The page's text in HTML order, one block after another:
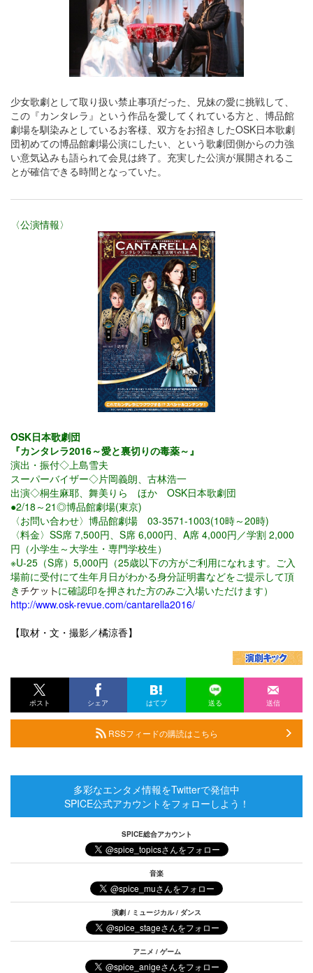
少女歌劇として取り扱い禁止事項だった、兄妹の愛に挑戦して、
この『カンタレラ』という作品を愛してくれている方と、博品館
劇場を馴染みとしているお客様、双方をお招きしたOSK日本歌劇
団初めての博品館劇場公演にしたい、という歌劇団側からの力強
い意気込みも語られて会見は終了。充実した公演が展開されるこ
とが確信できる時間となっていた。
〈公演情報〉
OSK日本歌劇団
『カンタレラ2016～愛と裏切りの毒薬～』
演出・振付◇上島雪夫
スーパーバイザー◇片岡義朗、古林浩一
出演◇桐生麻耶、舞美りら ほか OSK日本歌劇団
●2/18～21◎博品館劇場(東京)
〈お問い合わせ〉博品館劇場 03-3571-1003(10時～20時)
〈料金〉 SS席 7,500円、S席 6,000円、A席 4,000円／学割 2,000
円（小学生～大学生・専門学校生）
※U-25（S席）5,000円（25歳以下の方がご利用になれます。ご入
場前に受付にて生年月日がわかる身分証明書などをご提示して頂
き
に確認印を押された方のみご入場いただけます）
http://www.osk-revue.com/cantarella2016/
【取材・文・撮影／橘涼香】
ポスト シェア はてブ 送る 送信
RSSフィードの購読はこちら
多彩なエンタメ情報をTwitterで発信中
SPICE公式アカウントをフォローしよう！
SPICE総合アカウント
音楽
演劇 / ミュージカル / ダンス
アニメ / ゲーム